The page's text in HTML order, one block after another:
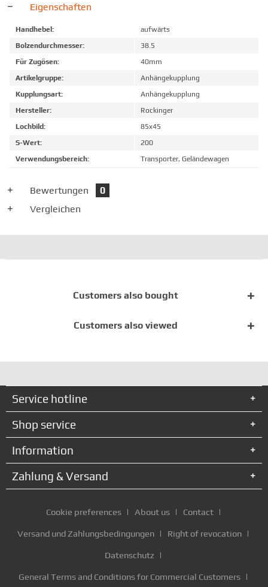
Eigenschaften
Handhebel:
aufwärts
Bolzendurchmesser:
38.5
Für Zugösen:
40mm
Artikelgruppe:
Anhängekupplung
Kupplungsart:
Anhängekupplung
Hersteller:
Rockinger
Lochbild:
85x45
S-Wert:
200
Verwendungsbereich:
Transporter, Geländewagen
Bewertungen
0
Vergleichen
Customers also bought
Customers also viewed
Service hotline
Shop service
Information
Zahlung & Versand
Cookie preferences About us Contact
Versand und Zahlungsbedingungen Right of revocation
Datenschutz
General Terms and Conditions for Commercial Customers